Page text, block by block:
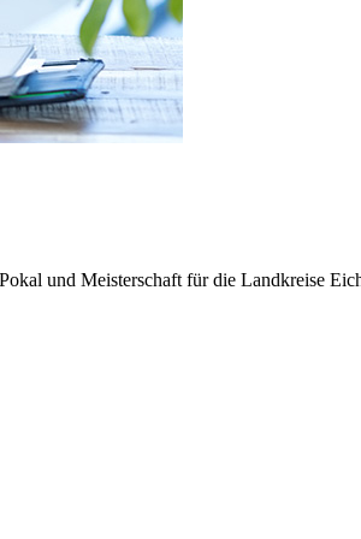
und Meisterschaft für die Landkreise